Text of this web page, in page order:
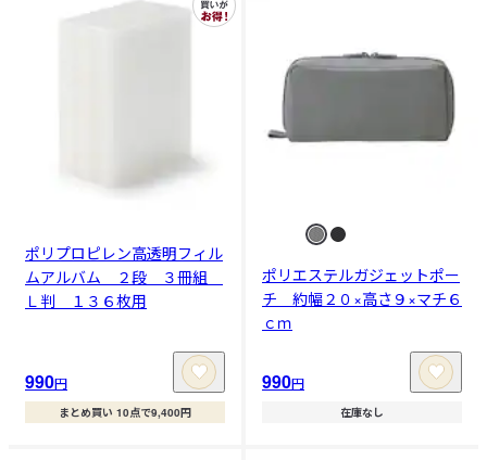
ポリプロピレン高透明フィル
ムアルバム ２段 ３冊組
Ｌ判 １３６枚用
990円
まとめ買い 10点で9,400円
ポリエステルガジェットポー
チ 約幅２０×高さ９×マチ６
ｃｍ
990円
在庫なし